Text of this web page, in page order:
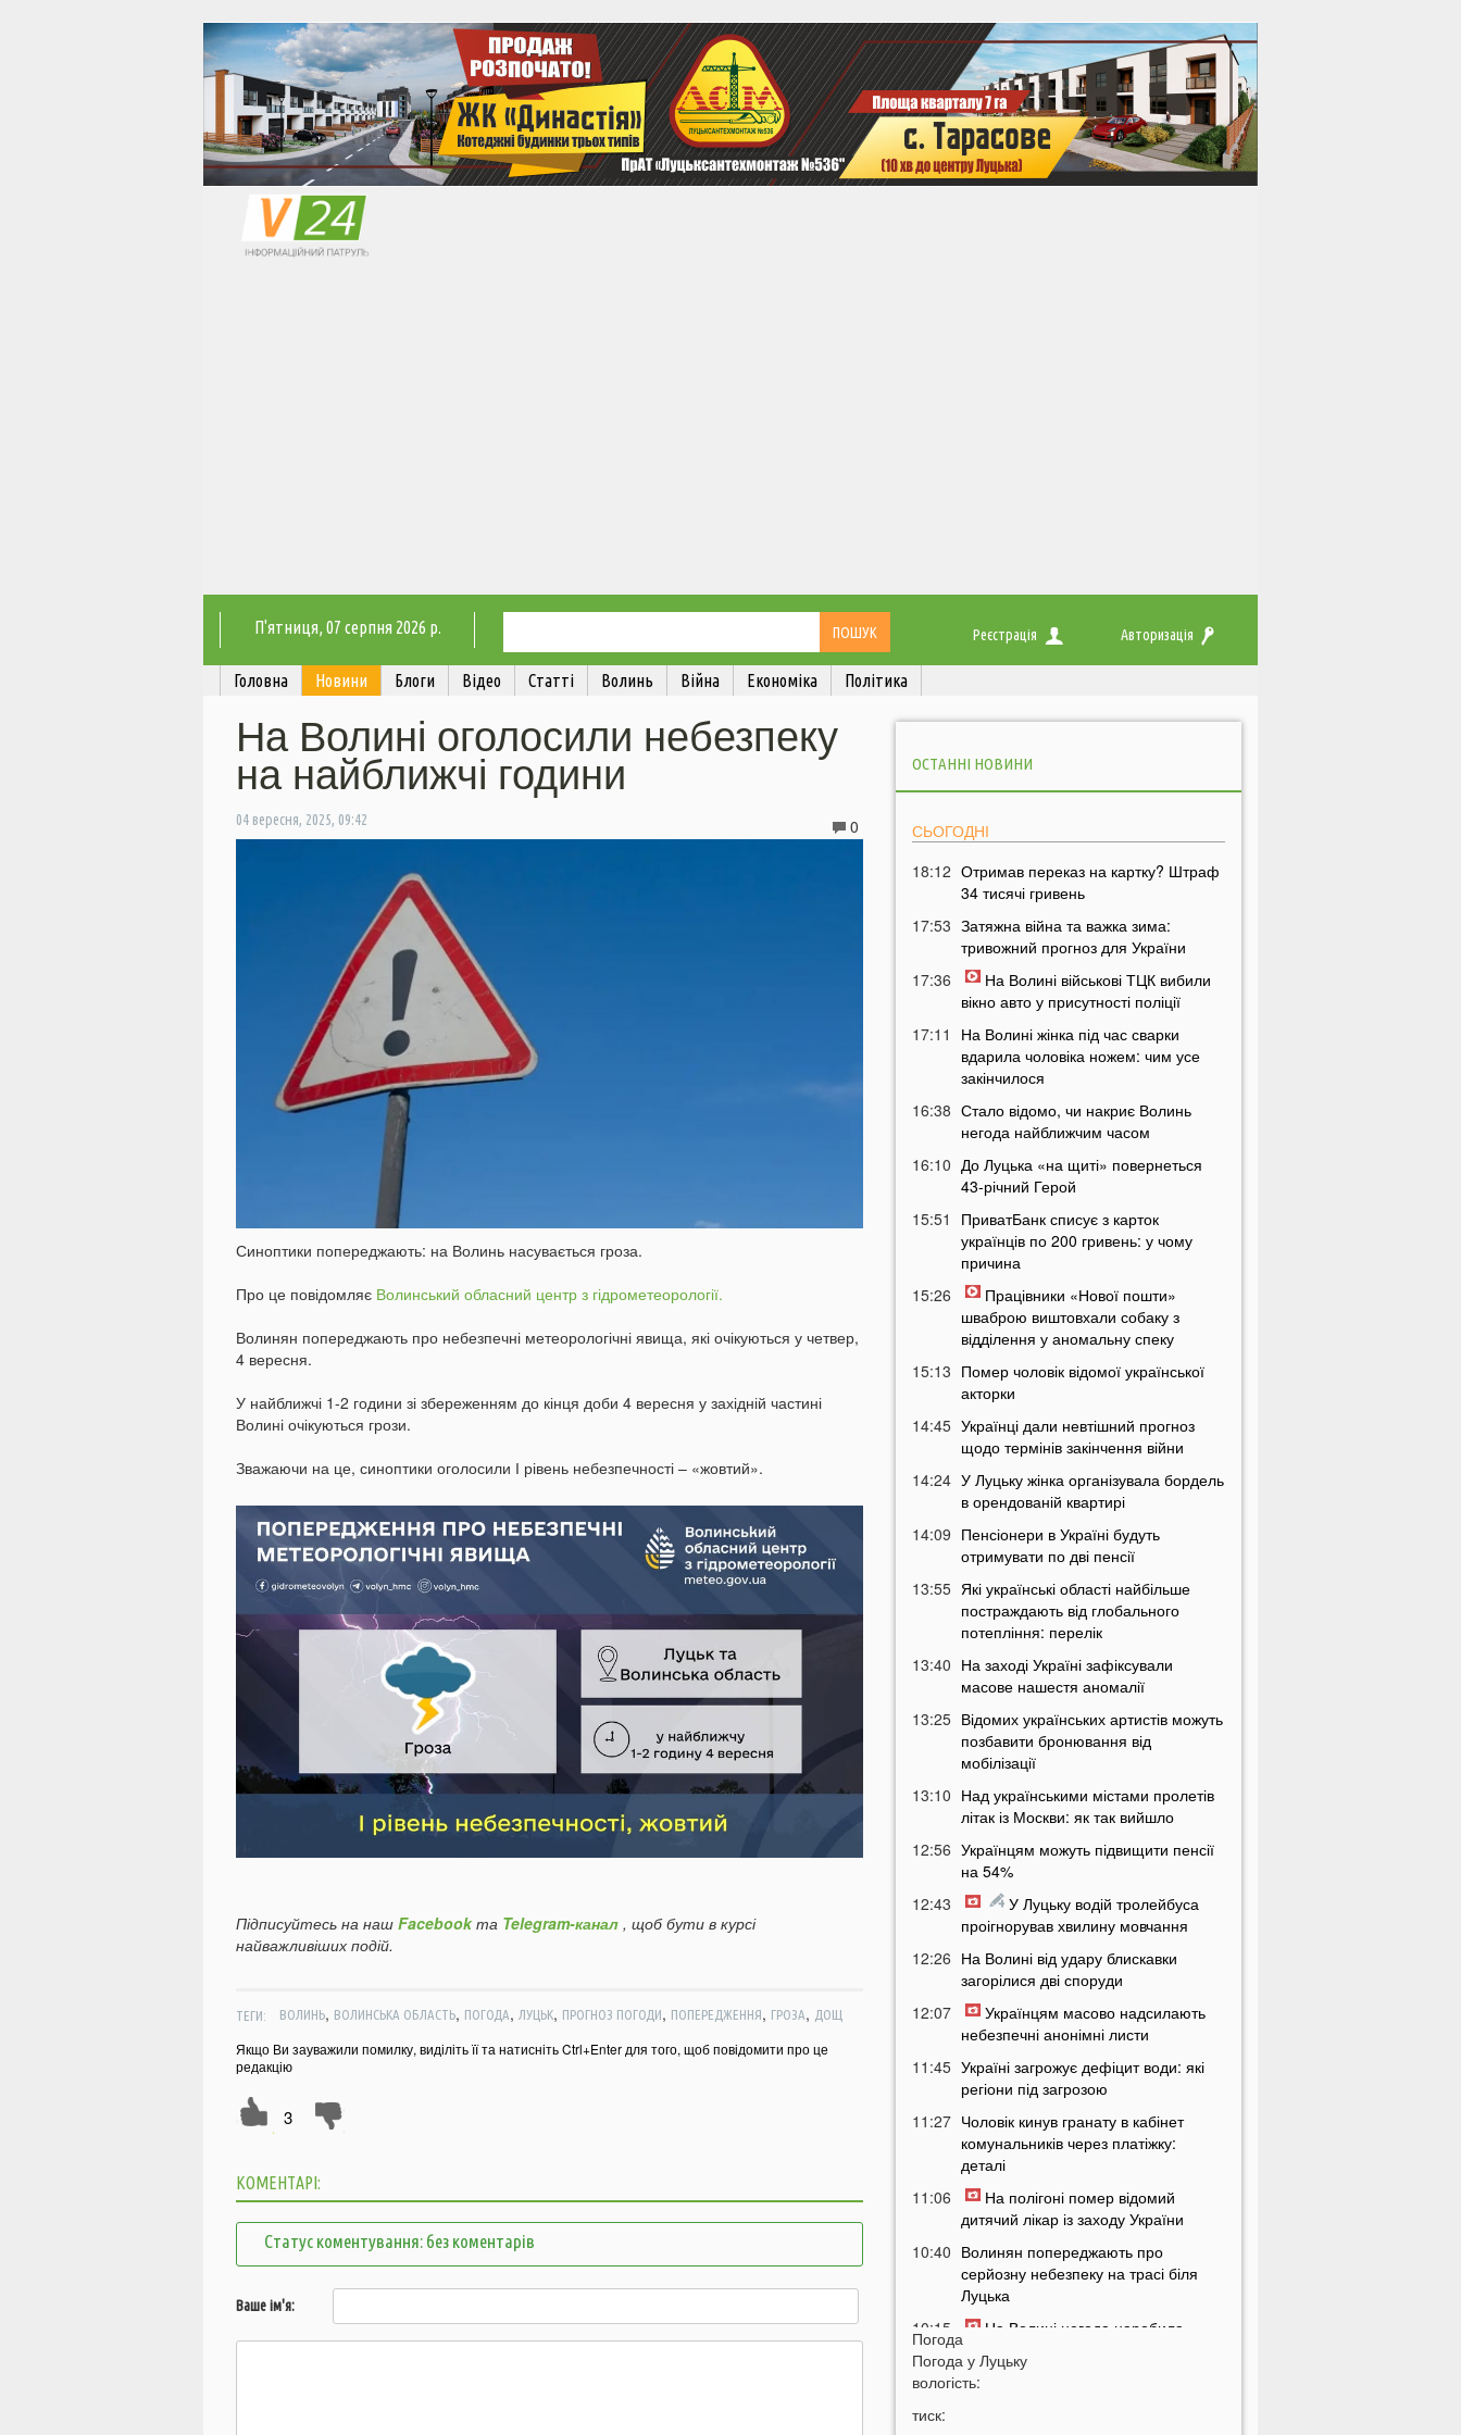
П'ятниця, 07 серпня 2026 р. Реєстрація Авторизація
Головна Новини Блоги Відео Статті Волинь Війна Економіка Політика
На Волині оголосили небезпеку
на найближчі години
04 вересня, 2025, 09:42 0
Синоптики попереджають: на Волинь насувається гроза.
Про це повідомляє Волинський обласний центр з гідрометеорології.
Волинян попереджають про небезпечні метеорологічні явища, які очікуються у четвер,
4 вересня.
У найближчі 1-2 години зі збереженням до кінця доби 4 вересня у західній частині
Волині очікуються грози.
Зважаючи на це, синоптики оголосили І рівень небезпечності – «жовтий».
Підписуйтесь на наш Facebookта Telegram-канал , щоб бути в курсі
найважливіших подій.
ТЕГИ: ВОЛИНЬ, ВОЛИНСЬКА ОБЛАСТЬ, ПОГОДА, ЛУЦЬК, ПРОГНОЗ ПОГОДИ, ПОПЕРЕДЖЕННЯ, ГРОЗА, ДОЩ
Якщо Ви зауважили помилку, виділіть її та натисніть Ctrl+Enter для того, щоб повідомити про це
редакцію
3
КОМЕНТАРІ:
Статус коментування: без коментарів
Ваше ім'я:
ОСТАННІ НОВИНИ
СЬОГОДНІ
18:12 Отримав переказ на картку? Штраф
34 тисячі гривень
17:53 Затяжна війна та важка зима:
тривожний прогноз для України
17:36
На Волині військові ТЦК вибили
вікно авто у присутності поліції
17:11
На Волині жінка під час сварки
вдарила чоловіка ножем: чим усе
закінчилося
16:38 Стало відомо, чи накриє Волинь
негода найближчим часом
16:10 До Луцька «на щиті» повернеться
43-річний Герой
15:51
ПриватБанк списує з карток
українців по 200 гривень: у чому
причина
15:26
Працівники «Нової пошти»
шваброю виштовхали собаку з
відділення у аномальну спеку
15:13 Помер чоловік відомої української
акторки
14:45 Українці дали невтішний прогноз
щодо термінів закінчення війни
14:24 У Луцьку жінка організувала бордель
в орендованій квартирі
14:09 Пенсіонери в Україні будуть
отримувати по дві пенсії
13:55 Які українські області найбільше
постраждають від глобального
потепління: перелік
13:40 На заході Україні зафіксували
масове нашестя аномалії
13:25 Відомих українських артистів можуть
позбавити бронювання від
мобілізації
13:10 Над українськими містами пролетів
літак із Москви: як так вийшло
12:56 Українцям можуть підвищити пенсії
на 54%
12:43
У Луцьку водій тролейбуса
проігнорував хвилину мовчання
12:26 На Волині від удару блискавки
загорілися дві споруди
12:07
Українцям масово надсилають
небезпечні анонімні листи
11:45 Україні загрожує дефіцит води: які
регіони під загрозою
11:27 Чоловік кинув гранату в кабінет
комунальників через платіжку:
деталі
11:06
На полігоні помер відомий
дитячий лікар із заходу України
10:40 Волинян попереджають про
серйозну небезпеку на трасі біля
Луцька
10:15
На Волині негода наробила
лиха: показали наслідки
09:47 У Луцьку зафіксували нову
Погода
Погода у Луцьку
вологість:
тиск: